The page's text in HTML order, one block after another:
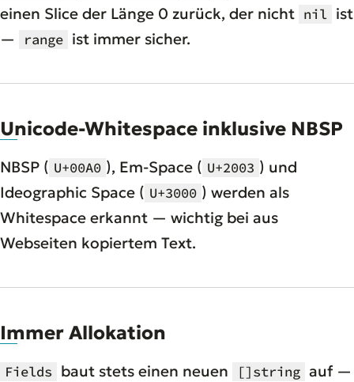
einen Slice der Länge 0 zurück, der nicht nil ist
—
range ist immer sicher.
Unicode-Whitespace inklusive NBSP
NBSP ( U+00A0 ), Em-Space ( U+2003 ) und
Ideographic Space ( U+3000 ) werden als
Whitespace erkannt — wichtig bei aus
Webseiten kopiertem Text.
Immer Allokation
Fields baut stets einen neuen []string auf —